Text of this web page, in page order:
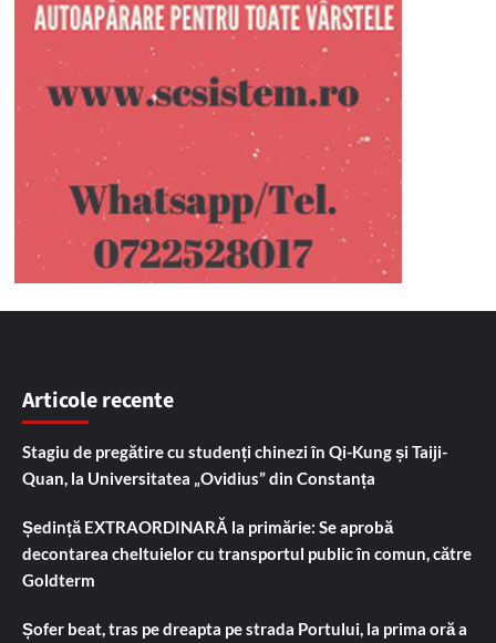
Articole recente
Stagiu de pregătire cu studenți chinezi în Qi-Kung și Taiji-
Quan, la Universitatea „Ovidius” din Constanța
Ședință EXTRAORDINARĂ la primărie: Se aprobă
decontarea cheltuielor cu transportul public în comun, către
Goldterm
Șofer beat, tras pe dreapta pe strada Portului, la prima oră a